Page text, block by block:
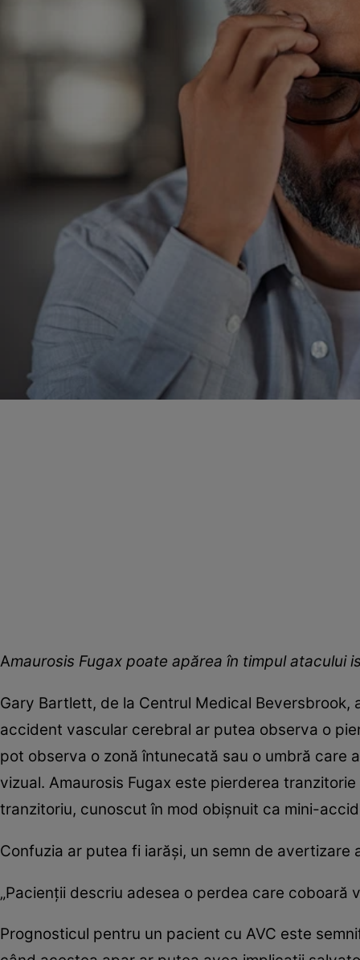
Amaurosis Fugax poate apărea în timpul atacului
Gary Bartlett, de la Centrul Medical Beversbrook,
accident vascular cerebral ar putea observa o
pot observa o zonă întunecată sau o umbră care
vizual. Amaurosis Fugax este pierderea
tranzitoriu, cunoscut în mod obișnuit ca mini-
Confuzia ar putea fi iarăși, un semn de
„Pacienții descriu adesea o perdea care coboară
Prognosticul pentru un pacient cu AVC este